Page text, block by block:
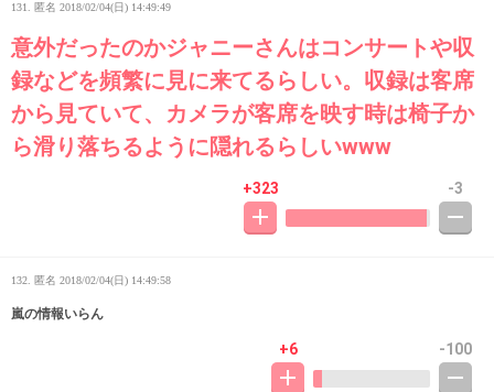
131. 匿名 2018/02/04(日) 14:49:49
意外だったのかジャニーさんはコンサートや収
録などを頻繁に見に来てるらしい。収録は客席
から見ていて、カメラが客席を映す時は椅子か
ら滑り落ちるように隠れるらしいwww
+323 -3
132. 匿名 2018/02/04(日) 14:49:58
嵐の情報いらん
+6 -100